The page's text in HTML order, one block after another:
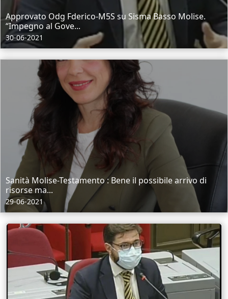
Approvato Odg Fderico-M5S su Sisma Basso Molise.
“Impegno al Gove...
30-06-2021
Sanità Molise-Testamento : Bene il possibile arrivo di
risorse ma...
29-06-2021